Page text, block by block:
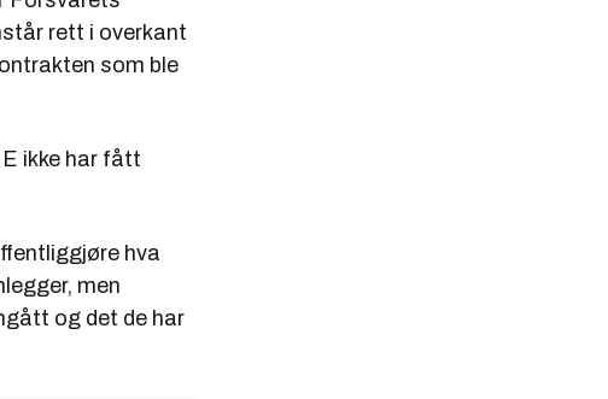
rett i overkant
som ble
ikke har fått
hva
men
og det de har